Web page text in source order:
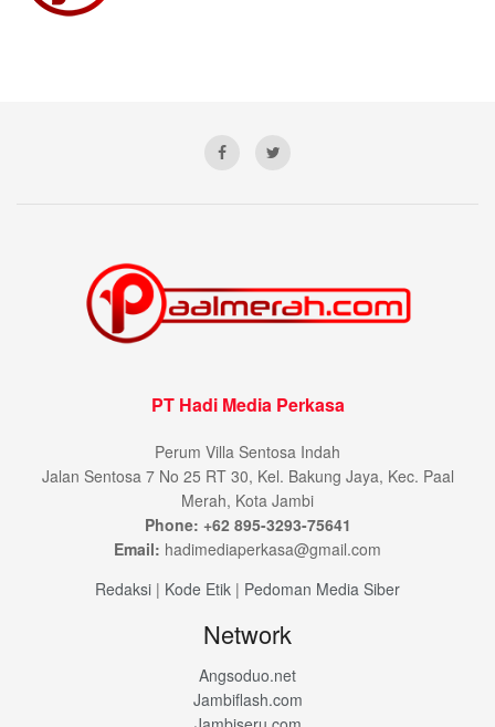
PT Hadi Media Perkasa
Perum Villa Sentosa Indah
Jalan Sentosa 7 No 25 RT 30, Kel. Bakung Jaya, Kec. Paal
Merah, Kota Jambi
Phone: +62 895-3293-75641
Email: hadimediaperkasa@gmail.com
Redaksi | Kode Etik | Pedoman Media Siber
Network
Angsoduo.net
Jambiflash.com